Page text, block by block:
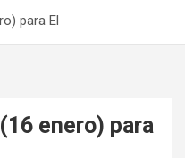
para El
enero) para